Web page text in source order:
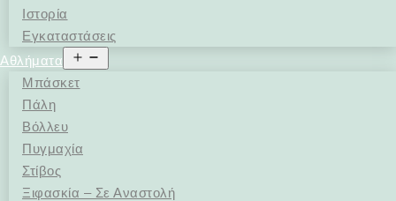
Ιστορία
Εγκαταστάσεις
Αθλήματα
menu
Μπάσκετ
Πάλη
Βόλλευ
Πυγμαχία
Στίβος
Ξιφασκία – Σε Αναστολή